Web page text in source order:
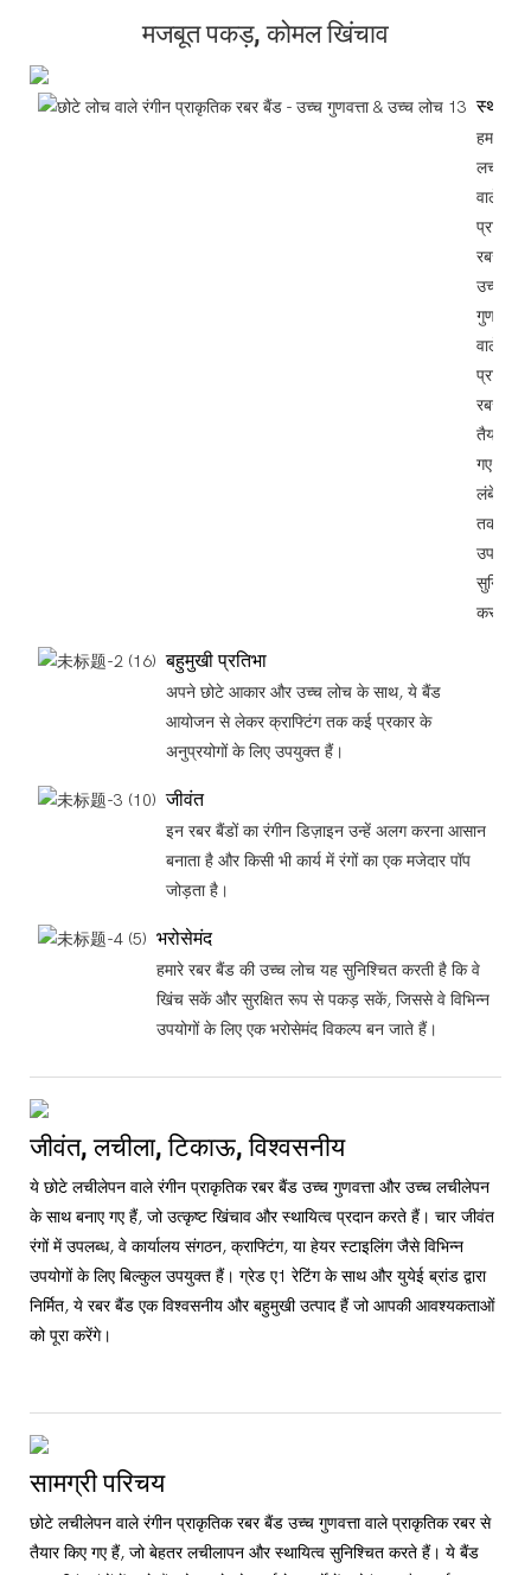
मजबूत पकड़, कोमल खिंचाव
हमारे छोटे
लचीलेपन
वाले रंगीन
प्राकृतिक
रबर बैंड
उच्च
गुणवत्ता
वाले
प्राकृतिक
रबर से
तैयार
गए हैं, जो
लंबे समय
तक
उपयोग
सुनिश्चित
करते हैं।
बहुमुखी प्रतिभा
अपने छोटे आकार और उच्च लोच के साथ, ये बैंड
आयोजन से लेकर क्राफ्टिंग तक कई प्रकार के
अनुप्रयोगों के लिए उपयुक्त हैं।
जीवंत
इन रबर बैंडों का रंगीन डिज़ाइन उन्हें अलग करना आसान
बनाता है और किसी भी कार्य में रंगों का एक मजेदार पॉप
जोड़ता है।
भरोसेमंद
हमारे रबर बैंड की उच्च लोच यह सुनिश्चित करती है कि वे
खिंच सकें और सुरक्षित रूप से पकड़ सकें, जिससे वे विभिन्न
उपयोगों के लिए एक भरोसेमंद विकल्प बन जाते हैं।
जीवंत, लचीला, टिकाऊ, विश्वसनीय
ये छोटे लचीलेपन वाले रंगीन प्राकृतिक रबर बैंड उच्च गुणवत्ता और उच्च लचीलेपन
के साथ बनाए गए हैं, जो उत्कृष्ट खिंचाव और स्थायित्व प्रदान करते हैं। चार जीवंत
रंगों में उपलब्ध, वे कार्यालय संगठन, क्राफ्टिंग, या हेयर स्टाइलिंग जैसे विभिन्न
उपयोगों के लिए बिल्कुल उपयुक्त हैं। ग्रेड ए1 रेटिंग के साथ और युयेई ब्रांड द्वारा
निर्मित, ये रबर बैंड एक विश्वसनीय और बहुमुखी उत्पाद हैं जो आपकी आवश्यकताओं
को पूरा करेंगे।
सामग्री परिचय
छोटे लचीलेपन वाले रंगीन प्राकृतिक रबर बैंड उच्च गुणवत्ता वाले प्राकृतिक रबर से
तैयार किए गए हैं, जो बेहतर लचीलापन और स्थायित्व सुनिश्चित करते हैं। ये बैंड